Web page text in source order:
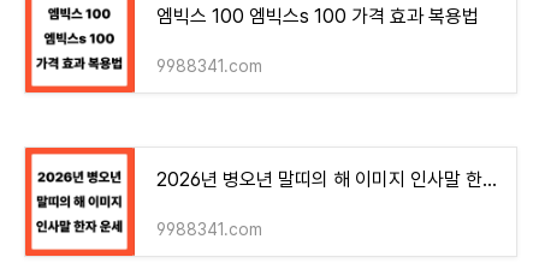
엠빅스 100 엠빅스s 100 가격 효과 복용법
9988341.com
2026년 병오년 말띠의 해 이미지 인사말 한자 운세
9988341.com